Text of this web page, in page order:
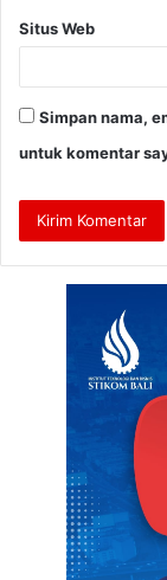
Situs Web
Simpan nama,
untuk komentar